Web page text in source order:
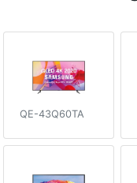
QE-43Q60TA